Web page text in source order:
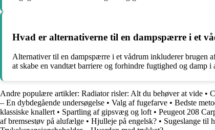
Hvad er alternativerne til en dampspærre i et
Alternativer til en dampspærre i et vådrum inkluderer brugen
at skabe en vandtæt barriere og forhindre fugtighed og damp
Andre populære artikler: Radiator risler: Alt du behøver at vide •
– En dybdegående undersøgelse • Valg af fugefarve • Bedste
klassiske knallert • Spartling af gipsvæg og loft • Peugeot 208
af bremsestøv på alufælge • Hjulleje på engelsk? • Sugeslange til